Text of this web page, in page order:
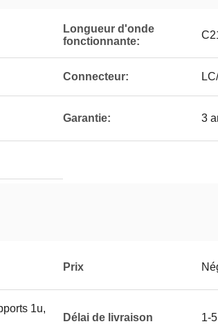
Longueur d'onde
fonctionnante:
Connecteur:
Garantie: 3
Prix
1u,
Délai de livraison 1-